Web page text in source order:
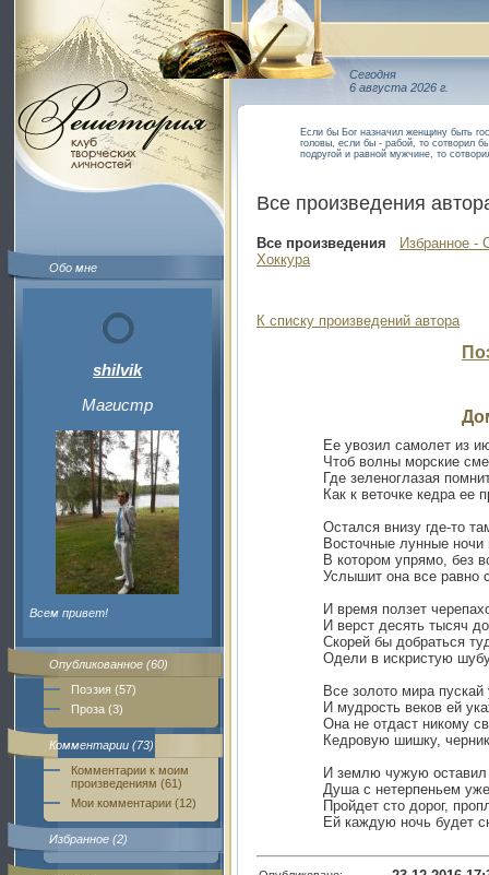
Обо мне
shilvik
Магистр
Всем привет!
Опубликованное (60)
Поэзия (57)
Проза (3)
Комментарии (73)
Комментарии к моим
произведениям (61)
Мои комментарии (12)
Избранное (2)
Сегодня
6 августа 2026 г.
Если бы Бог назначил женщину быть
головы, если бы - рабой, то сотворил
подругой и равной мужчине, то
Все произведения
Все произведения
Избранное -
Хоккура
К списку произведений автора
Ее увозил самолет из
Чтоб волны морские
Где зеленоглазая
Как к веточке кедра ее
Остался внизу где-то
Восточные лунные
В котором упрямо, без
Услышит она все равно
И время ползет
И верст десять тысяч
Скорей бы добраться
Одели в искристую
Все золото мира
И мудрость веков ей
Она не отдаст никому
Кедровую шишку,
И землю чужую оставил
Душа с нетерпеньем
Пройдет сто дорог,
Ей каждую ночь будет